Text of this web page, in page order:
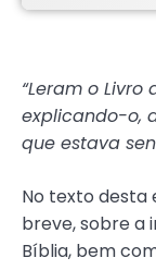
“Leram o
explicando-o,
que estava
No texto desta
breve, sobre a
Bíblia, bem